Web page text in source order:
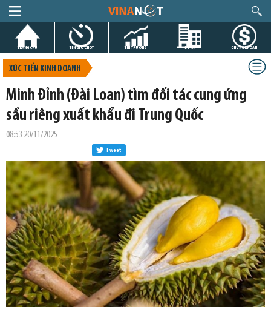
TRANG CHỦ TIN GIỜ CHÓT THỊ TRƯỜNG DỰ ÁN CHỨNG KHOÁN
XÚC TIẾN KINH DOANH
Minh Đỉnh (Đài Loan) tìm đối tác cung ứng
sầu riêng xuất khẩu đi Trung Quốc
08:53 20/11/2025
Tweet